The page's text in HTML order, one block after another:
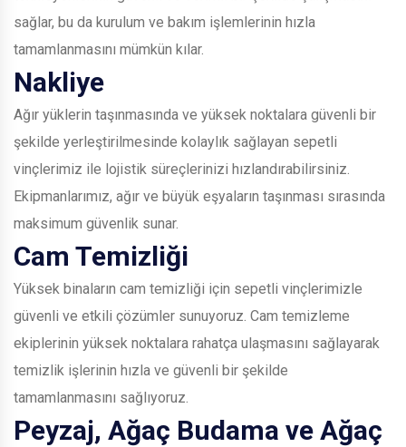
sağlar, bu da kurulum ve bakım işlemlerinin hızla
tamamlanmasını mümkün kılar.
Nakliye
Ağır yüklerin taşınmasında ve yüksek noktalara güvenli bir
şekilde yerleştirilmesinde kolaylık sağlayan sepetli
vinçlerimiz ile lojistik süreçlerinizi hızlandırabilirsiniz.
Ekipmanlarımız, ağır ve büyük eşyaların taşınması sırasında
maksimum güvenlik sunar.
Cam Temizliği
Yüksek binaların cam temizliği için sepetli vinçlerimizle
güvenli ve etkili çözümler sunuyoruz. Cam temizleme
ekiplerinin yüksek noktalara rahatça ulaşmasını sağlayarak
temizlik işlerinin hızla ve güvenli bir şekilde
tamamlanmasını sağlıyoruz.
Peyzaj, Ağaç Budama ve Ağaç